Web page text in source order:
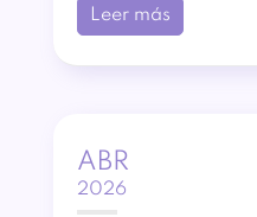
Leer más
ABR
2026